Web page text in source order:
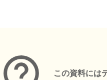
この資料には